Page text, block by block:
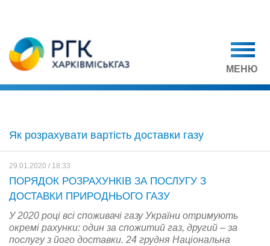
МЕНЮ
Як розрахувати вартість доставки газу
29.01.2020 / 18:33
ПОРЯДОК РОЗРАХУНКІВ ЗА ПОСЛУГУ З
ДОСТАВКИ ПРИРОДНЬОГО ГАЗУ
У 2020 році всі споживачі газу України отримують
окремі рахунки: один за спожитий газ, другий – за
послугу з його доставки. 24 грудня Національна